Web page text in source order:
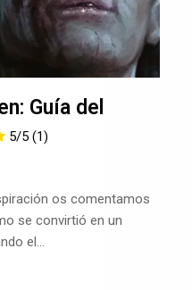
Guía del
5/5 (1)
os comentamos
se convirtió en un
el…